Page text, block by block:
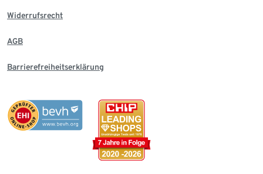
Widerrufsrecht
AGB
Barrierefreiheitserklärung